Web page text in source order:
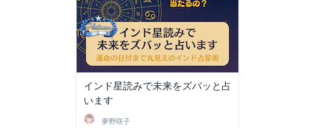
インド星読みで未来をズバッと占
います
夢野咲子